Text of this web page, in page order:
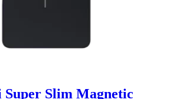
Super Slim Magnetic